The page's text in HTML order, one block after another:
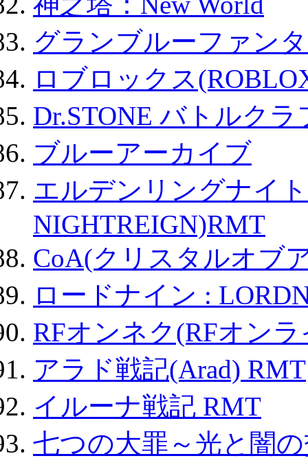
グランブルーファン
ロブロックス
Dr.STONE バトルク
ブルーアーカイブ
エルデンリングナイ
NIGHTREIGN)RMT
CoA(クリスタルオブ
ロードナイン :
RFオンネク(RFオン
アラド戦記(Arad) RMT
イルーナ戦記 RMT
七つの大罪～光と闇